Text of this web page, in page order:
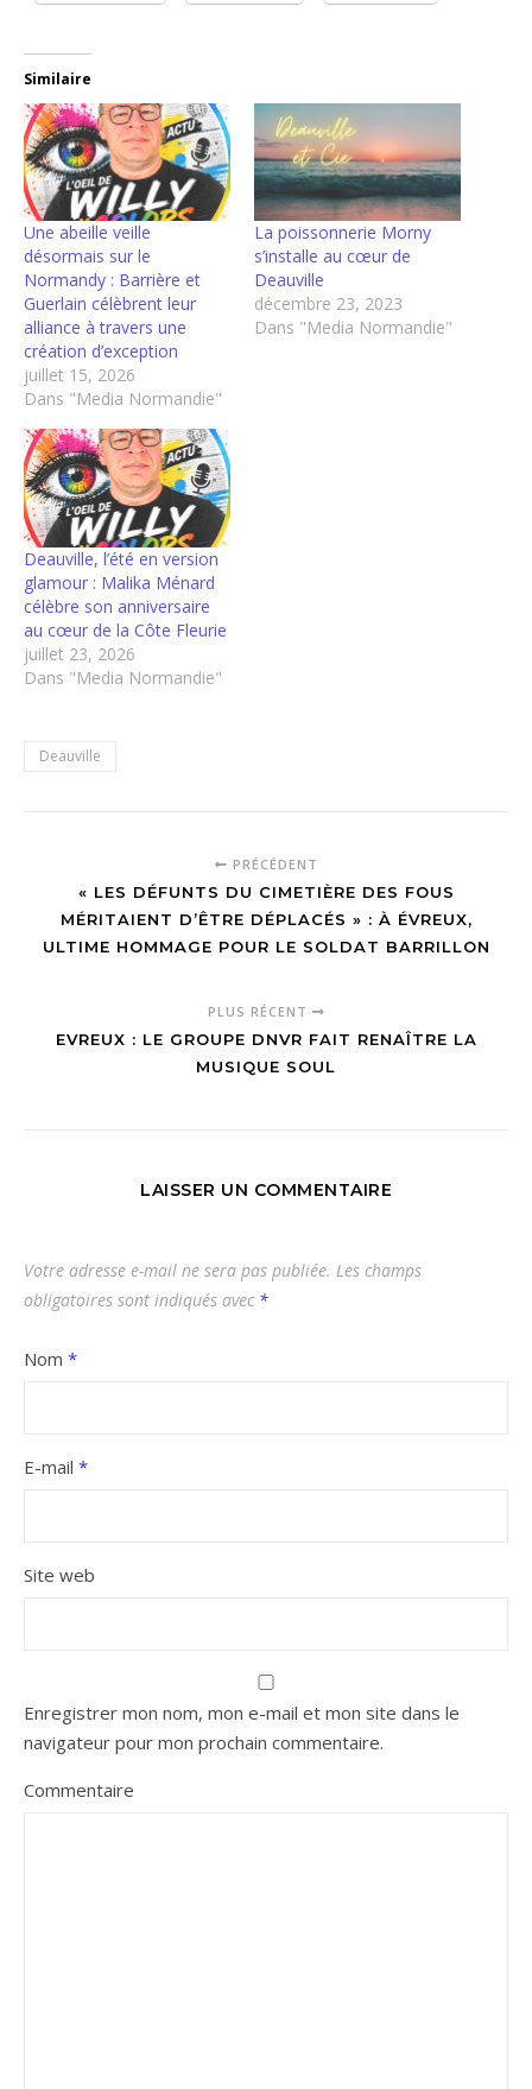
Similaire
Une abeille veille
désormais sur le
Normandy : Barrière et
Guerlain célèbrent leur
alliance à travers une
création d’exception
juillet 15, 2026
Dans "Media Normandie"
La poissonnerie Morny
s’installe au cœur de
Deauville
décembre 23, 2023
Dans "Media Normandie"
Deauville, l’été en version
glamour : Malika Ménard
célèbre son anniversaire
au cœur de la Côte Fleurie
juillet 23, 2026
Dans "Media Normandie"
Deauville
PRÉCÉDENT
« LES DÉFUNTS DU CIMETIÈRE DES FOUS
MÉRITAIENT D’ÊTRE DÉPLACÉS » : À ÉVREUX,
ULTIME HOMMAGE POUR LE SOLDAT BARRILLON
PLUS RÉCENT
EVREUX : LE GROUPE DNVR FAIT RENAÎTRE LA
MUSIQUE SOUL
LAISSER UN COMMENTAIRE
Votre adresse e-mail ne sera pas publiée. Les champs
obligatoires sont indiqués avec *
Nom *
E-mail *
Site web
Enregistrer mon nom, mon e-mail et mon site dans le
navigateur pour mon prochain commentaire.
Commentaire